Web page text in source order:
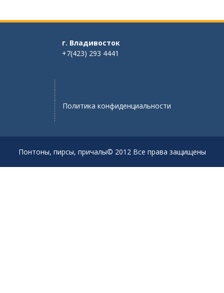
г. Владивосток
+7(423) 293 4441
Политика конфиденциальности
Понтоны, пирсы, причалы© 2012 Все права защищены